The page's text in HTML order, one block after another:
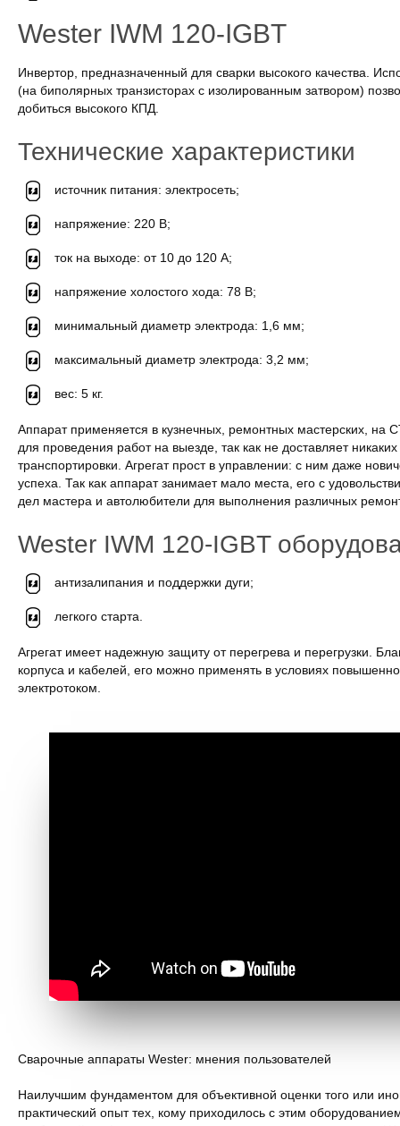
Wester IWM 120-IGBT
Инвертор, предназначенный для сварки высокого качества.
(на биполярных транзисторах с изолированным затвором)
добиться высокого КПД.
Технические характеристики
источник питания: электросеть;
напряжение: 220 В;
ток на выходе: от 10 до 120 А;
напряжение холостого хода: 78 В;
минимальный диаметр электрода: 1,6 мм;
максимальный диаметр электрода: 3,2 мм;
вес: 5 кг.
Аппарат применяется в кузнечных, ремонтных мастерских, на
для проведения работ на выезде, так как не доставляет
транспортировки. Агрегат прост в управлении: с ним даже
успеха. Так как аппарат занимает мало места, его с
дел мастера и автолюбители для выполнения различных
Wester IWM 120-IGBT
антизалипания и поддержки дуги;
легкого старта.
Агрегат имеет надежную защиту от перегрева и перегрузки.
корпуса и кабелей, его можно применять в условиях
электротоком.
Сварочные аппараты Wester: мнения пользователей
Наилучшим фундаментом для объективной оценки того или
практический опыт тех, кому приходилось с этим